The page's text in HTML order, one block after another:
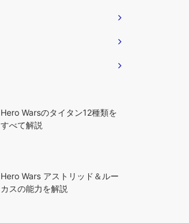
Hero Warsのタイタン12種類を
すべて解説
Hero Wars アストリッド＆ルー
カスの能力を解説